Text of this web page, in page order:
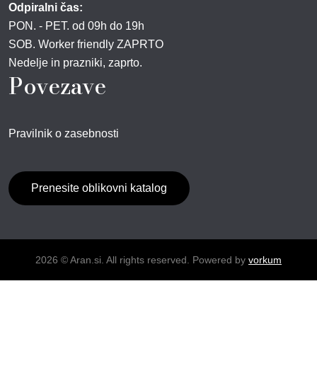
Odpiralni čas:
PON. - PET. od 09h do 19h
SOB. Worker friendly ZAPRTO
Nedelje in prazniki, zaprto.
Povezave
Pravilnik o zasebnosti
Prenesite oblikovni katalog
2026 © Aran.si. All rights reserved. Powered by vorkum